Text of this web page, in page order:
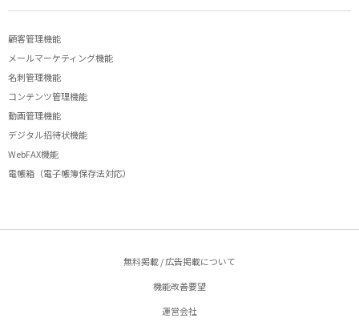
顧客管理機能
メールマーケティング機能
名刺管理機能
コンテンツ管理機能
動画管理機能
デジタル招待状機能
WebFAX機能
電帳箱（電子帳簿保存法対応）
無料掲載 / 広告掲載について
機能改善要望
運営会社